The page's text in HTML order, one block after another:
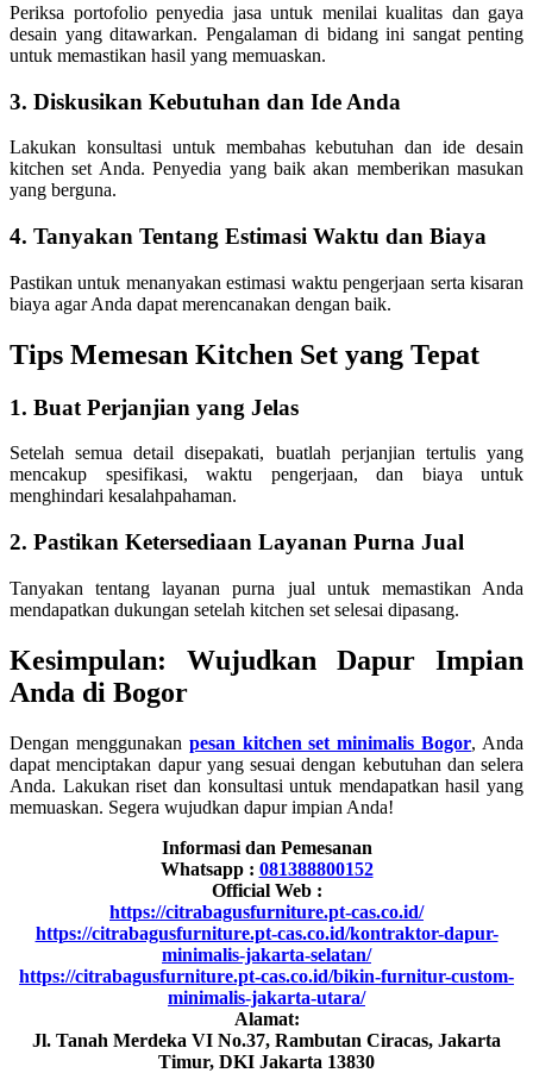
Periksa portofolio penyedia jasa untuk menilai kualitas dan gaya
desain yang ditawarkan. Pengalaman di bidang ini sangat penting
untuk memastikan hasil yang memuaskan.
3. Diskusikan Kebutuhan dan Ide Anda
Lakukan konsultasi untuk membahas kebutuhan dan ide desain
kitchen set Anda. Penyedia yang baik akan memberikan masukan
yang berguna.
4. Tanyakan Tentang Estimasi Waktu dan Biaya
Pastikan untuk menanyakan estimasi waktu pengerjaan serta kisaran
biaya agar Anda dapat merencanakan dengan baik.
Tips Memesan Kitchen Set yang Tepat
1. Buat Perjanjian yang Jelas
Setelah semua detail disepakati, buatlah perjanjian tertulis yang
mencakup spesifikasi, waktu pengerjaan, dan biaya untuk
menghindari kesalahpahaman.
2. Pastikan Ketersediaan Layanan Purna Jual
Tanyakan tentang layanan purna jual untuk memastikan Anda
mendapatkan dukungan setelah kitchen set selesai dipasang.
Kesimpulan: Wujudkan Dapur Impian
Anda di Bogor
Dengan menggunakan pesan kitchen set minimalis Bogor, Anda
dapat menciptakan dapur yang sesuai dengan kebutuhan dan selera
Anda. Lakukan riset dan konsultasi untuk mendapatkan hasil yang
memuaskan. Segera wujudkan dapur impian Anda!
Informasi dan Pemesanan
Whatsapp : 081388800152
Official Web :
https://citrabagusfurniture.pt-cas.co.id/
https://citrabagusfurniture.pt-cas.co.id/kontraktor-dapur-
minimalis-jakarta-selatan/
https://citrabagusfurniture.pt-cas.co.id/bikin-furnitur-custom-
minimalis-jakarta-utara/
Alamat:
Jl. Tanah Merdeka VI No.37, Rambutan Ciracas, Jakarta
Timur, DKI Jakarta 13830